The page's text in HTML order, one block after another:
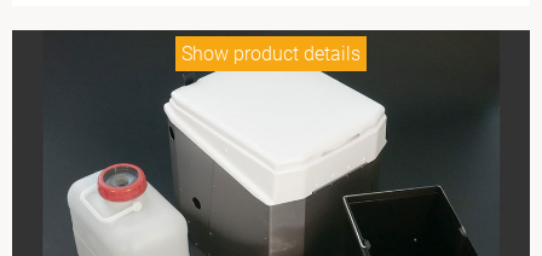
Show product details